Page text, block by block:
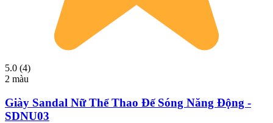
5.0 (4)
2 màu
Giày Sandal Nữ Thể Thao Đế Sóng Năng Động -
SDNU03